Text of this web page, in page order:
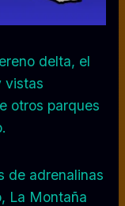
delta, el
vistas
otros parques
de adrenalinas
La Montaña